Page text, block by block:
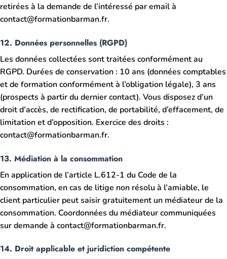
retirées à la demande de l’intéressé par email à
contact@formationbarman.fr.
12. Données personnelles (RGPD)
Les données collectées sont traitées conformément au
RGPD. Durées de conservation : 10 ans (données comptables
et de formation conformément à l’obligation légale), 3 ans
(prospects à partir du dernier contact). Vous disposez d’un
droit d’accès, de rectification, de portabilité, d’effacement, de
limitation et d’opposition. Exercice des droits :
contact@formationbarman.fr.
13. Médiation à la consommation
En application de l’article L.612-1 du Code de la
consommation, en cas de litige non résolu à l’amiable, le
client particulier peut saisir gratuitement un médiateur de la
consommation. Coordonnées du médiateur communiquées
sur demande à contact@formationbarman.fr.
14. Droit applicable et juridiction compétente